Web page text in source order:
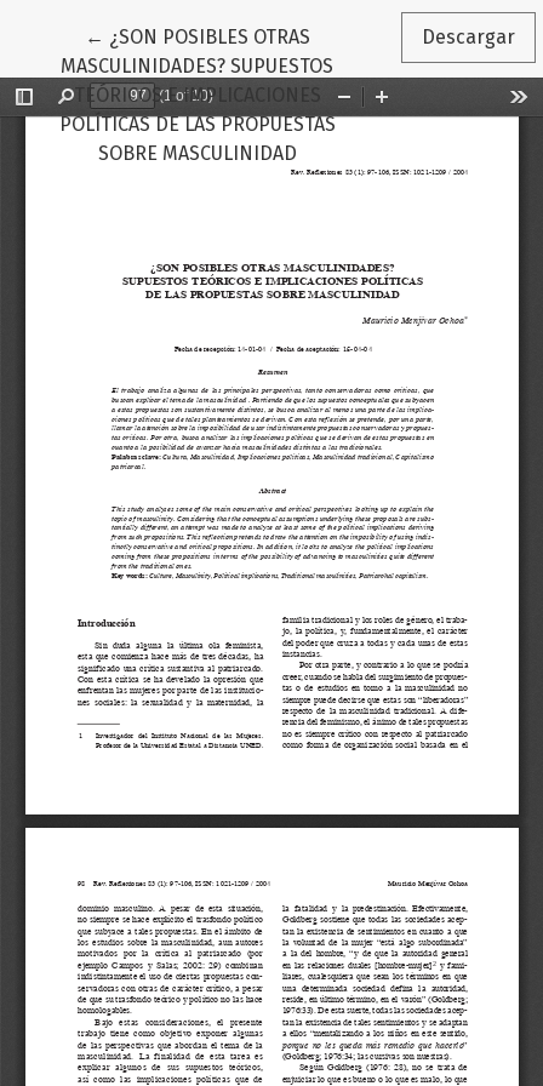
← Volver a los detalles del artículo
¿SON POSIBLES OTRAS
MASCULINIDADES? SUPUESTOS
TEÓRICOS E IMPLICACIONES
POLÍTICAS DE LAS PROPUESTAS
SOBRE MASCULINIDAD
Descargar